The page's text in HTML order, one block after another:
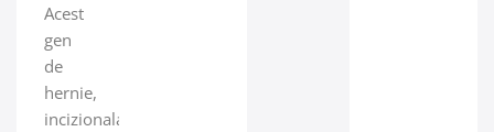
Acest
gen
de
hernie,
incizionala,